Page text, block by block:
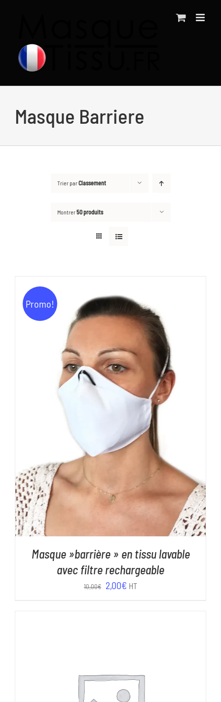
Masque Barriere
Trier parClassement
Montrer50 produits
Promo!
DÉTAILS
Masque »barrière » en tissu lavable
avec filtre rechargeable
10,00€
Le
2,00€ Le
HT